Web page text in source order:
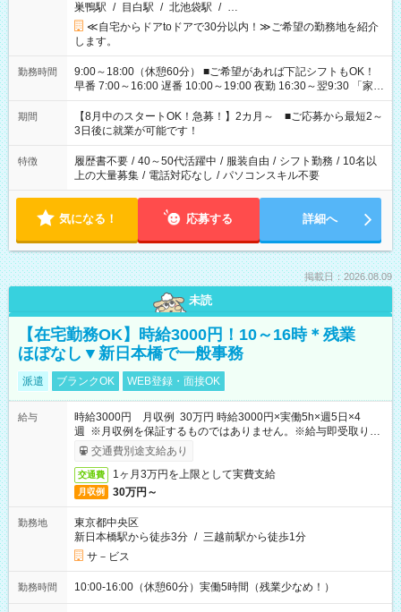
巣鴨駅 / 目白駅 / 北池袋駅 / …
≪自宅からドアtoドアで30分以内！≫ご希望の勤務地を紹介
します。
勤務時間
9:00～18:00（休憩60分） ■ご希望があれば下記シフトもOK！
早番 7:00～16:00 遅番 10:00～19:00 夜勤 16:30～翌9:30 「家族
と休みを合わせたい」 「余裕を持って夕飯の準備がしたい」
「できれば残業はしたくない」 など、ご希望を教えてください
ね。 ※Wワーク希望の方へ 今ご覧のお仕事で希望する勤務時間
と、もう1つのお仕事の勤務時間。 合計で週40時間を超える場
合は応募できません。
期間
【8月中のスタートOK！急募！】2カ月～ ■ご応募から最短2～
3日後に就業が可能です！
特徴 履歴書不要 / 40～50代活躍中 / 服装自由 / シフト勤務 / 10名以
上の大量募集 / 電話対応なし / パソコンスキル不要
気になる！ 応募する 詳細へ
掲載日：2026.08.09
未読
【在宅勤務OK】時給3000円！10～16時＊残業
ほぼなし▼新日本橋で一般事務
派遣 ブランクOK WEB登録・面接OK
給与
時給3000円 月収例 30万円 時給3000円×実働5h×週5日×4
週 ※月収例を保証するものではありません。※給与即受取りサ
ービス利用可（利用条件有）
交通費別途支給あり
交通費 1ヶ月3万円を上限として実費支給
月収例 30万円～
勤務地
東京都中央区
新日本橋駅から徒歩3分 / 三越前駅から徒歩1分
サ－ビス
勤務時間 10:00-16:00（休憩60分）実働5時間（残業少なめ！）